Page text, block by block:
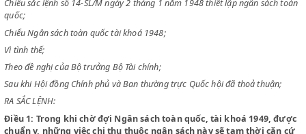
CHỦ TỊCH NƯỚC VIỆT NAM DÂN CHỦ CỘNG HOÀ
Chiểu sắc lệnh số 14-SL/M ngày 2 tháng 1 năm 1948 thiết lập ngân
quốc;
Chiểu Ngân sách toàn quốc tài khoá 1948;
Vì tình thế;
Theo đề nghị của Bộ trưởng Bộ Tài chính;
Sau khi Hội đồng Chính phủ và Ban thường trực Quốc hội đã thoả